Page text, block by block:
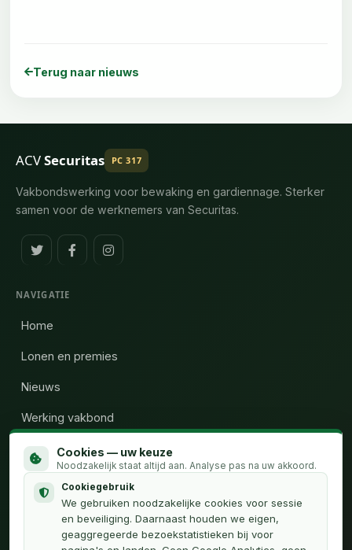
Terug naar nieuws
ACVSecuritas PC 317
Vakbondswerking voor bewaking en gardiennage. Sterker
samen voor de werknemers van Securitas.
NAVIGATIE
Home
Lonen en premies
Nieuws
Werking vakbond
Wie zijn wij
Calculator uren
Contact
Cookies — uw keuze
Noodzakelijk staat altijd aan. Analyse pas na uw akkoord.
Cookiegebruik
We gebruiken noodzakelijke cookies voor sessie
en beveiliging. Daarnaast houden we eigen,
geaggregeerde bezoekstatistieken bij voor